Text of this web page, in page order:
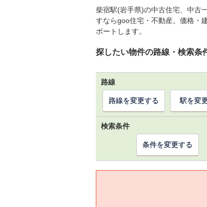
柴宿駅(岩手県)の中古住宅、中古
すならgoo住宅・不動産。価格・
ポートします。
探したい物件の路線・検索条
路線
路線を変更する 駅を変
検索条件
条件を変更する